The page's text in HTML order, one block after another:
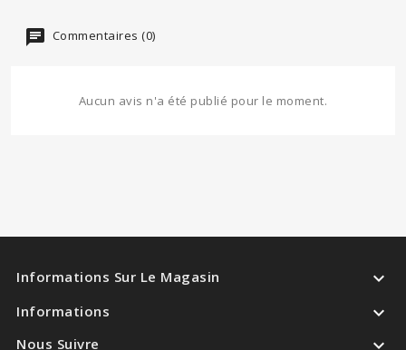
Commentaires (0)
Aucun avis n'a été publié pour le moment.
Informations Sur Le Magasin 
Informations 
Nous Suivre 